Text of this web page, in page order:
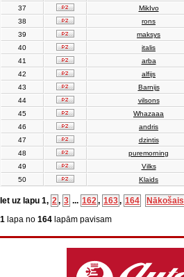
37
MikIvo
38
rons
39
maksys
40
italis
41
arba
42
alfijs
43
Barnijs
44
vilsons
45
Whazaaa
46
andris
47
dzintis
48
puremorning
49
Vilks
50
Klaids
Iet uz lapu 1, 2, 3 ... 162, 163, 164
Nākošais
1 lapa no 164 lapām pavisam